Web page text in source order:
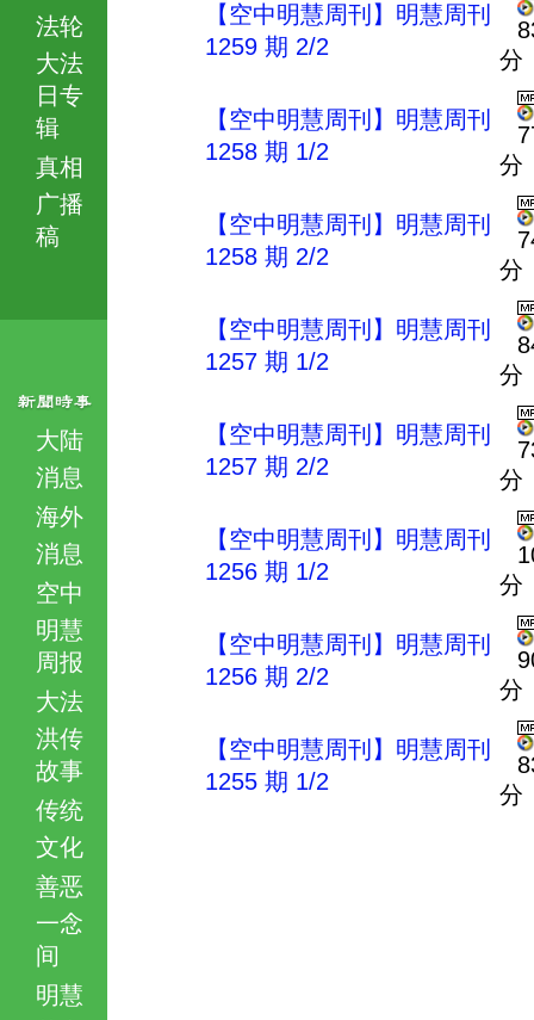
法轮
大法
日专
辑
真相
广播
稿
大陆
消息
海外
消息
空中
明慧
周报
大法
洪传
故事
传统
文化
善恶
一念
间
明慧
【空中明慧周刊】明慧周刊
1259 期 2/2
分
【空中明慧周刊】明慧周刊
1258 期 1/2
分
【空中明慧周刊】明慧周刊
1258 期 2/2
分
【空中明慧周刊】明慧周刊
1257 期 1/2
分
【空中明慧周刊】明慧周刊
1257 期 2/2
分
【空中明慧周刊】明慧周刊
1256 期 1/2
分
【空中明慧周刊】明慧周刊
1256 期 2/2
分
【空中明慧周刊】明慧周刊
1255 期 1/2
分